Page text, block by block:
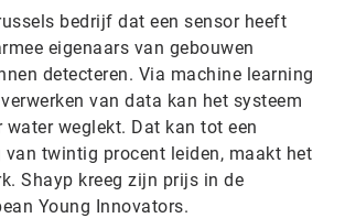
bedrijf dat een sensor heeft
eigenaars van gebouwen
detecteren. Via machine learning
van data kan het systeem
water weglekt. Dat kan tot een
van twintig procent leiden, maakt het
Shayp kreeg zijn prijs in de
Young Innovators.